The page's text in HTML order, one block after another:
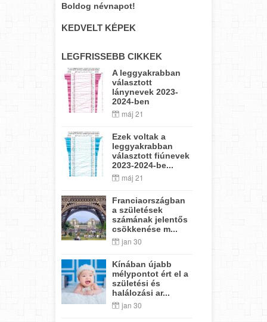
Boldog névnapot!
KEDVELT KÉPEK
LEGFRISSEBB CIKKEK
A leggyakrabban
választott
lánynevek 2023-
2024-ben
máj 21
Ezek voltak a
leggyakrabban
választott fiúnevek
2023-2024-be...
máj 21
Franciaországban
a születések
számának jelentős
csökkenése m...
jan 30
Kínában újabb
mélypontot ért el a
születési és
halálozási ar...
jan 30